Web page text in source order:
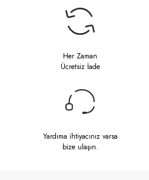
Her Zaman
Ücretsiz İade
Yardıma ihtiyacınız varsa
bize ulaşın.